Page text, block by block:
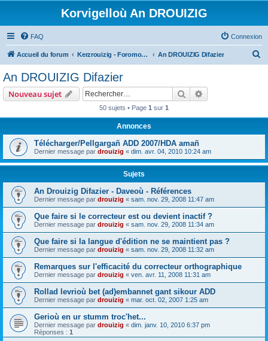
Korvigelloù An DROUIZIG
FAQ Connexion
Accueil du forum Kerzrouizig - Foromoù An Drouizig An DROUIZIG Difazier
e
r
An DROUIZIG Difazier
Nouveau sujet Rechercher
50 sujets • Page 1 sur 1
Annonces
Télécharger/Pellgargañ ADD 2007/HDA amañ
Dernier message par drouizig « dim. avr. 04, 2010 10:24 am
Sujets
An Drouizig Difazier - Daveoù - Références
Dernier message par drouizig « sam. nov. 29, 2008 11:47 am
Que faire si le correcteur est ou devient inactif ?
Dernier message par drouizig « sam. nov. 29, 2008 11:34 am
Que faire si la langue d'édition ne se maintient pas ?
Dernier message par drouizig « sam. nov. 29, 2008 11:32 am
Remarques sur l'efficacité du correcteur orthographique
Dernier message par drouizig « ven. avr. 11, 2008 11:31 am
Rollad levrioù bet (ad)embannet gant sikour ADD
Dernier message par drouizig « mar. oct. 02, 2007 1:25 am
Gerioù en ur stumm troc'het...
Dernier message par drouizig « dim. janv. 10, 2010 6:37 pm
Réponses : 1